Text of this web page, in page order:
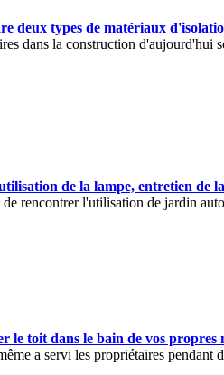
deux types de matériaux
dans la construction d'aujourd'hui
de la lampe, entretien de
rencontrer l'utilisation de jardin
le toit dans le bain de vos propres
a servi les propriétaires pendant